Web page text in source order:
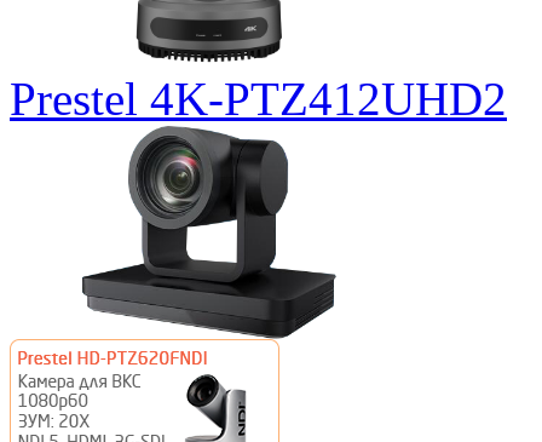
Prestel 4K-PTZ412UHD2